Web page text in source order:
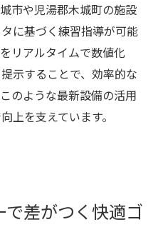
市や児湯郡木城町の施設
に基づく練習指導が可能
リアルタイムで数値化
示することで、効率的な
のような最新設備の活用
上を支えています。
で差がつく快適ゴ